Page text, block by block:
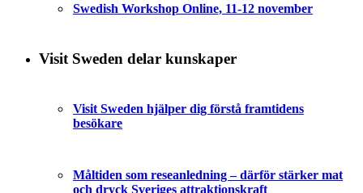
Swedish Workshop Online, 11-12 november
Visit Sweden delar kunskaper
Visit Sweden hjälper dig förstå framtidens
besökare
Måltiden som reseanledning – därför stärker mat
och dryck Sveriges attraktionskraft